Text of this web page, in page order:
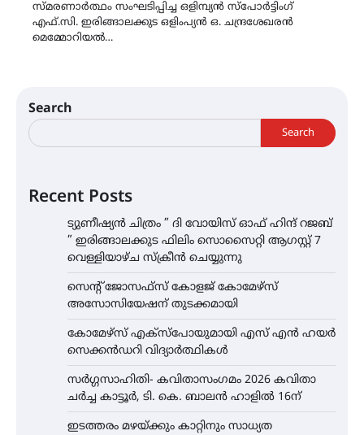
സ്മരണാർത്ഥം സംഘടിപ്പിച്ച ഒളിമ്പ്യൻ സ്പോർട്ടിംഗ്
എഫ്.സി. ഇരിങ്ങാലക്കുട ഒളിംപ്യൻ ഒ. ചന്ദ്രശേഖരൻ
മെമ്മോറിയൽ…
Search
Search
Recent Posts
ട്യുണീഷ്യൻ ചിത്രം ” ദി വോയിസ് ഓഫ് ഹിന്ദ് റജബ്
” ഇരിങ്ങാലക്കുട ഫിലിം സൊസൈറ്റി ആഗസ്റ്റ് 7
വെള്ളിയാഴ്ച സ്‌ക്രീൻ ചെയ്യുന്നു
സെന്റ് ജോസഫ്സ് കോളജ് കോമേഴ്‌സ്
അസോസിയേഷന് തുടക്കമായി
കോമേഴ്സ് എക്സ്പോയുമായി എസ് എൻ ഹയർ
സെക്കൻഡറി വിദ്യാർത്ഥികൾ
സർഗ്ഗസാഹിതി- കവിതാസംഗമം 2026 കവിതാ
ചർച്ച കാട്ടൂർ, ടി. കെ. ബാലൻ ഹാളിൽ 16ന്
ഇടത്തരം മഴയ്ക്കും കാറ്റിനും സാധ്യത